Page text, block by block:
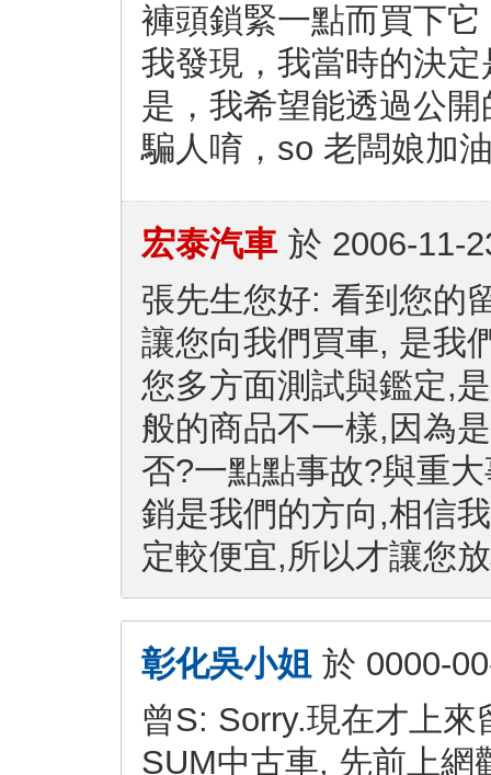
褲頭鎖緊一點而買下
我發現，我當時的決
是，我希望能透過公
騙人唷，so 老闆娘加
宏泰汽車 於 2006-11-
張先生您好: 看到您的
讓您向我們買車, 是我
您多方面測試與鑑定,
般的商品不一樣,因為
否?一點點事故?與重
銷是我們的方向,相信
定較便宜,所以才讓您
彰化吳小姐 於 0000-
曾S: Sorry.現在才上
SUM中古車, 先前上網